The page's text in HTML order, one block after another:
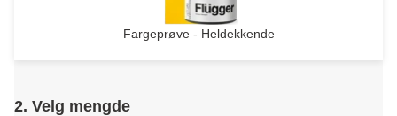
Fargeprøve - Heldekkende
2. Velg mengde